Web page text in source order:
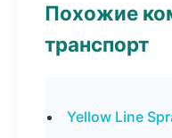
Похожие
транспорт
Yellow Line